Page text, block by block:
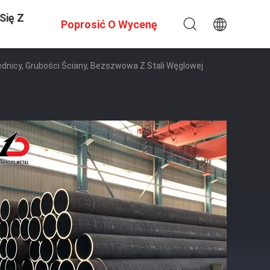
Z
Poprosić O Wycenę
Grubości Ściany, Bezszwowa Z Stali Węglowej